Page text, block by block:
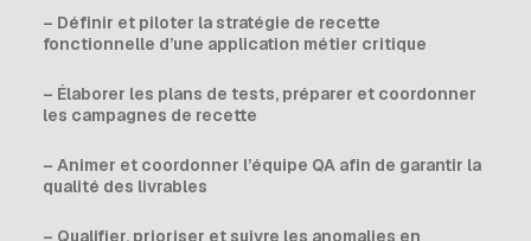
– Définir et piloter la stratégie de recette
fonctionnelle d’une application métier critique
– Élaborer les plans de tests, préparer et coordonner
les campagnes de recette
– Animer et coordonner l’équipe QA afin de garantir la
qualité des livrables
– Qualifier, prioriser et suivre les anomalies en